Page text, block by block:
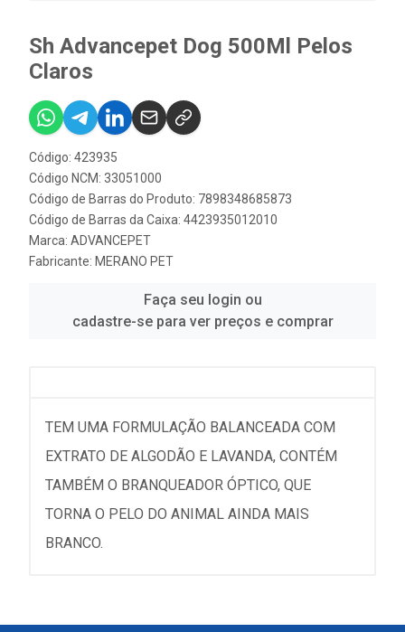
Sh Advancepet Dog 500Ml Pelos
Claros
Código: 423935
Código NCM: 33051000
Código de Barras do Produto: 7898348685873
Código de Barras da Caixa: 4423935012010
Marca: ADVANCEPET
Fabricante: MERANO PET
Faça seu login ou
cadastre-se para ver preços e comprar
TEM UMA FORMULAÇÃO BALANCEADA COM
EXTRATO DE ALGODÃO E LAVANDA, CONTÉM
TAMBÉM O BRANQUEADOR ÓPTICO, QUE
TORNA O PELO DO ANIMAL AINDA MAIS
BRANCO.